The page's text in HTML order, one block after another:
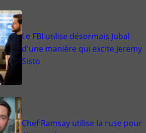
Le FBI utilise désormais Jubal
d'une manière qui excite Jeremy
Sisto
Chef Ramsay utilise la ruse pour